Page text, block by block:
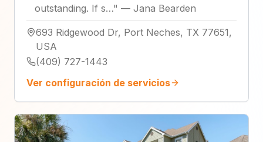
outstanding. If s…" — Jana Bearden
693 Ridgewood Dr, Port Neches, TX 77651,
USA
(409) 727-1443
Ver configuración de servicios